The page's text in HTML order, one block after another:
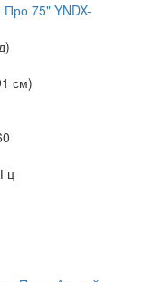
75" YNDX-
см)